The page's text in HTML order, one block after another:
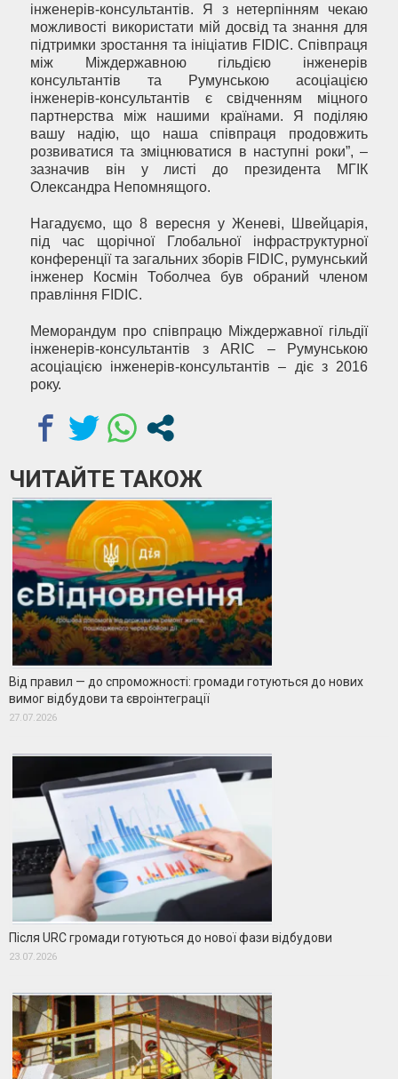
інженерів-консультантів. Я з нетерпінням чекаю
можливості використати мій досвід та знання для
підтримки зростання та ініціатив FIDIC. Співпраця
між Міждержавною гільдією інженерів
консультантів та Румунською асоціацією
інженерів-консультантів є свідченням міцного
партнерства між нашими країнами. Я поділяю
вашу надію, що наша співпраця продовжить
розвиватися та зміцнюватися в наступні роки”, –
зазначив він у листі до президента МГІК
Олександра Непомнящого.
Нагадуємо, що 8 вересня у Женеві, Швейцарія,
під час щорічної Глобальної інфраструктурної
конференції та загальних зборів FIDIC, румунський
інженер Космін Тоболчеа був обраний членом
правління FIDIC.
Меморандум про співпрацю Міждержавної гільдії
інженерів-консультантів з ARIC – Румунською
асоціацією інженерів-консультантів – діє з 2016
року.
ЧИТАЙТЕ ТАКОЖ
Від правил — до спроможності: громади готуються до нових
вимог відбудови та євроінтеграції
27.07.2026
Після URC громади готуються до нової фази відбудови
23.07.2026